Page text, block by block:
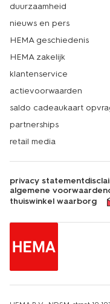
duurzaamheid
nieuws en pers
HEMA geschiedenis
HEMA zakelijk
klantenservice
actievoorwaarden
saldo cadeaukaart
partnerships
retail media
privacy statement
algemene voorwaarden
thuiswinkel waarborg